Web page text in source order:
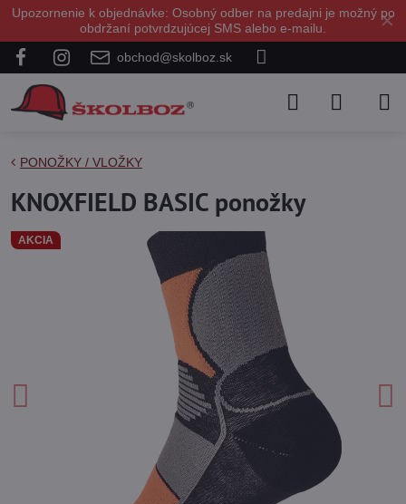
✕
Upozornenie k objednávke: Osobný odber na predajni je možný po
obdržaní potvrdzujúcej SMS alebo e-mailu.
obchod@skolboz.sk
AKCIA
PONOŽKY / VLOŽKY
KNOXFIELD BASIC ponožky